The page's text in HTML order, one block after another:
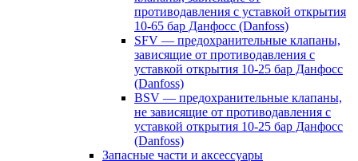
противодавления с уставкой открытия
10-65 бар Данфосс (Danfoss)
SFV — предохранительные клапаны,
зависящие от противодавления с
уставкой открытия 10-25 бар Данфосс
(Danfoss)
BSV — предохранительные клапаны,
не зависящие от противодавления с
уставкой открытия 10-25 бар Данфосс
(Danfoss)
Запасные части и аксессуары